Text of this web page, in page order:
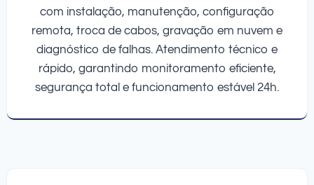
com instalação, manutenção, configuração
remota, troca de cabos, gravação em nuvem e
diagnóstico de falhas. Atendimento técnico e
rápido, garantindo monitoramento eficiente,
segurança total e funcionamento estável 24h.